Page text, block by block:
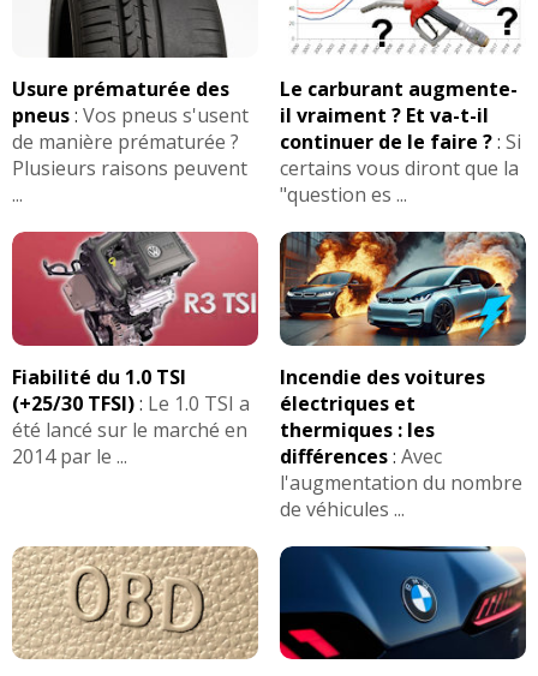
Usure prématurée des
pneus: Vos pneus s'usent
de manière prématurée ?
Plusieurs raisons peuvent
...
Le carburant augmente-
il vraiment ? Et va-t-il
continuer de le faire ?: Si
certains vous diront que la
"question es ...
Fiabilité du 1.0 TSI
(+25/30 TFSI): Le 1.0 TSI a
été lancé sur le marché en
2014 par le ...
Incendie des voitures
électriques et
thermiques : les
différences: Avec
l'augmentation du nombre
de véhicules ...